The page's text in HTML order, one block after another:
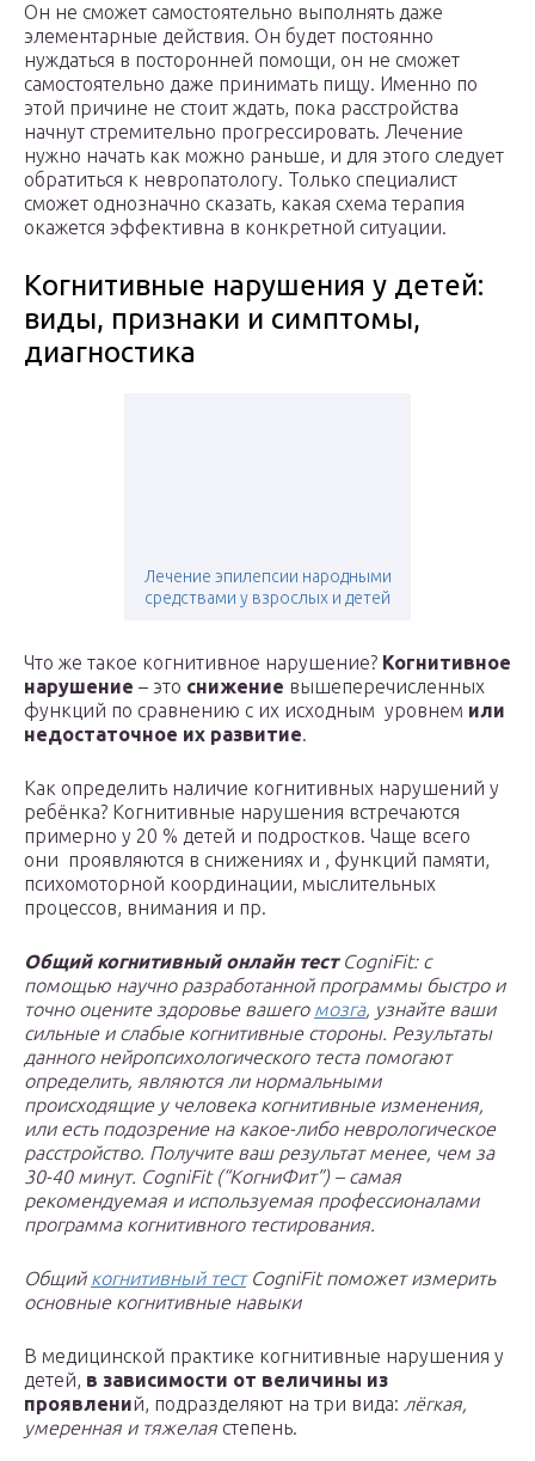
Он не сможет самостоятельно выполнять даже
элементарные действия. Он будет постоянно
нуждаться в посторонней помощи, он не сможет
самостоятельно даже принимать пищу. Именно по
этой причине не стоит ждать, пока расстройства
начнут стремительно прогрессировать. Лечение
нужно начать как можно раньше, и для этого следует
обратиться к невропатологу. Только специалист
сможет однозначно сказать, какая схема терапия
окажется эффективна в конкретной ситуации.
Когнитивные нарушения у детей:
виды, признаки и симптомы,
диагностика
Лечение эпилепсии народными
средствами у взрослых и детей
Что же такое когнитивное нарушение? Когнитивное
нарушение – это снижение вышеперечисленных
функций по сравнению с их исходным уровнем или
недостаточное их развитие.
Как определить наличие когнитивных нарушений у
ребёнка? Когнитивные нарушения встречаются
примерно у 20 % детей и подростков. Чаще всего
они проявляются в снижениях и , функций памяти,
психомоторной координации, мыслительных
процессов, внимания и пр.
Общий когнитивный онлайн тестCogniFit: с
помощью научно разработанной программы быстро и
точно оцените здоровье вашего мозга, узнайте ваши
сильные и слабые когнитивные стороны. Результаты
данного нейропсихологического теста помогают
определить, являются ли нормальными
происходящие у человека когнитивные изменения,
или есть подозрение на какое-либо неврологическое
расстройство. Получите ваш результат менее, чем за
30-40 минут. CogniFit (“КогниФит”) – самая
рекомендуемая и используемая профессионалами
программа когнитивного тестирования.
Общий когнитивный тестCogniFit поможет измерить
основные когнитивные навыки
В медицинской практике когнитивные нарушения у
детей, в зависимости от величины из
проявлений, подразделяют на три вида: лёгкая,
умеренная и тяжелая степень.